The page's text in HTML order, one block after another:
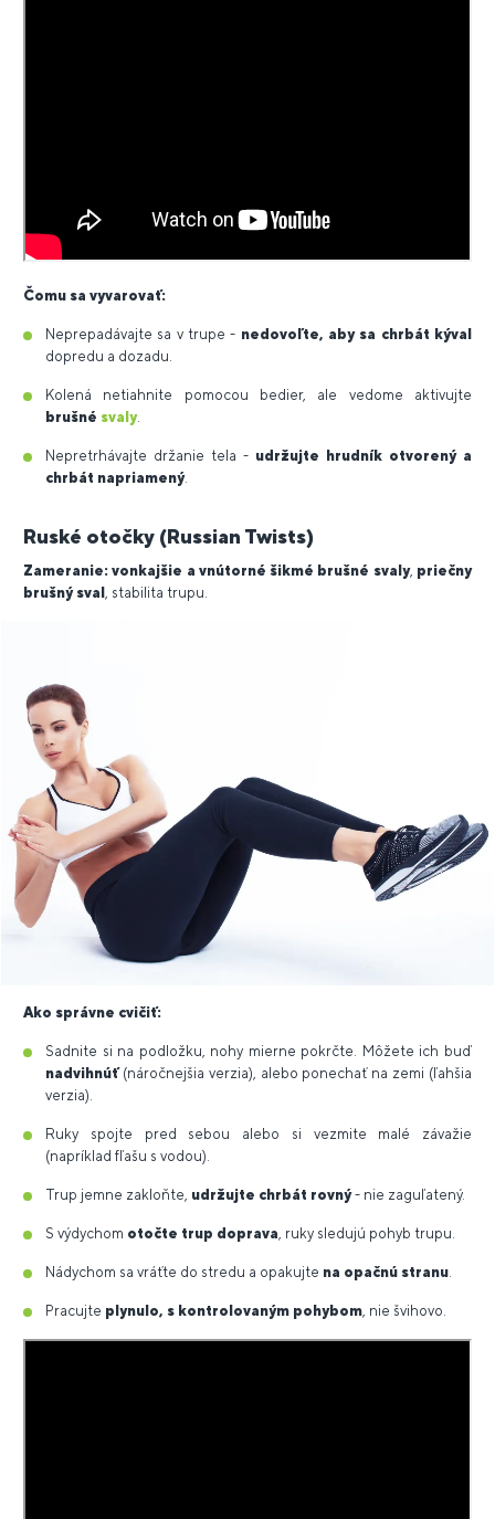
Čomu sa vyvarovať:
Neprepadávajte sa v trupe - nedovoľte, aby sa chrbát kýval
dopredu a dozadu.
Kolená netiahnite pomocou bedier, ale vedome aktivujte
brušné svaly.
Nepretrhávajte držanie tela - udržujte hrudník otvorený a
chrbát napriamený.
Ruské otočky (Russian Twists)
Zameranie: vonkajšie a vnútorné šikmé brušné svaly, priečny
brušný sval , stabilita trupu.
Ako správne cvičiť:
Sadnite si na podložku, nohy mierne pokrčte. Môžete ich buď
nadvihnúť(náročnejšia verzia), alebo ponechať na zemi (ľahšia
verzia).
Ruky spojte pred sebou alebo si vezmite malé závažie
(napríklad fľašu s vodou).
Trup jemne zakloňte, udržujte chrbát rovný- nie zaguľatený.
S výdychom otočte trup doprava, ruky sledujú pohyb trupu.
Nádychom sa vráťte do stredu a opakujte na opačnú stranu.
Pracujte plynulo, s kontrolovaným pohybom, nie švihovo.